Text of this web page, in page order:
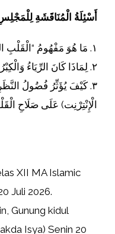
أَسْئِلَةُ الْمُنَاقَشَةِ
١. مَا هُوَ مَفْهُومُ “الْقَلْبِ السَّلِيمِ” كَمَا بَيَّنَهُ ابْنُ الْقَيِّمِ؟
٢. لِمَاذَا كَانَ الرِّيَاءُ وَالْكِبْرُ مِنْ أَعْظَمِ مُفْسِدَاتِ الْقَلْبِ؟
٣. كَيْفَ يُؤَثِّرُ فُضُولُ
الْإِنْتِرْنِت) عَلَى صَلَاحِ
XII MA Islamic
Juli 2026.
Gunung kidul
Isya) Senin 20